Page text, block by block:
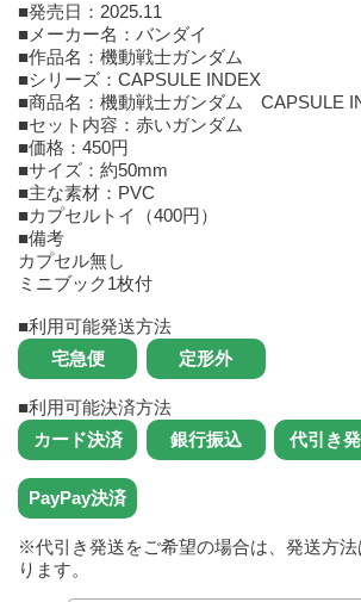
■発売日：2025.11
■メーカー名：バンダイ
■作品名：機動戦士ガンダム
■シリーズ：CAPSULE INDEX
■商品名：機動戦士ガンダム CAPSULE
■セット内容：赤いガンダム
■価格：450円
■サイズ：約50mm
■主な素材：PVC
■カプセルトイ（400円）
■備考
カプセル無し
ミニブック1枚付
■利用可能発送方法
■利用可能決済方法
※代引き発送をご希望の場合は、発送方
ります。